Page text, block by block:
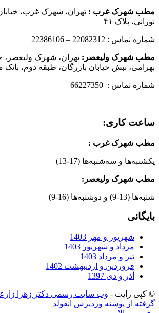
مطب شهرک غرب : تهران، شهرک غرب،
نورانی، پلاک ۴۱
شماره تماس : 22082312 – 22386106
مطب شهرک ولیعصر: تهران، شهرک ولیعصر،
بهرامی، نبش خیابان بازرگان، طبقه دوم،
شماره تماس : 66227350
ساعت کاری:
مطب شهرک غرب :
یکشنبه‌ها و سه‌شنبه‌ها (17-13)
مطب شهرک ولیعصر:
شنبه‌ها (13-9) و دوشنبه‌ها (16-9)
بایگانی
شهریور و مهر 1403
مرداد و شهریور 1403
تیر و مرداد 1403
فروردین و اردیبهشت 1402
آذر و دی 1397
© کپی رایت - وب سایت رسمی دکتر زهرا
گرفته از پوسته وردپرس انفولد